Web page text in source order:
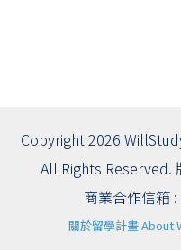
Copyright 2026
All Rights Reserved.
商業合作信箱 :
關於留學計畫 About